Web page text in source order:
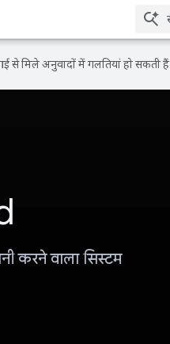
से मिले अनुवादों में गलतियां हो सकती हैं.
करने वाला सिस्टम